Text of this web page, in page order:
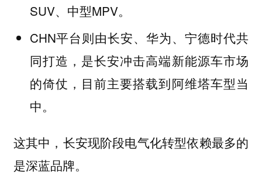
SUV、中型MPV。
CHN平台则由长安、华为、宁德时代共
同打造，是长安冲击高端新能源车市场
的倚仗，目前主要搭载到阿维塔车型当
中。
这其中，长安现阶段电气化转型依赖最多的
是深蓝品牌。